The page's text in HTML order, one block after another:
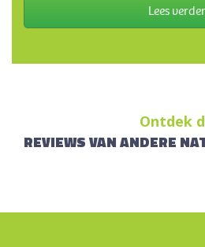
Lees verder
Ontdek
REVIEWS VAN ANDERE